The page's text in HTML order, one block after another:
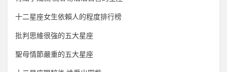
十二星座女生依賴人的程度排行榜
批判思維很強的五大星座
聖母情節嚴重的五大星座